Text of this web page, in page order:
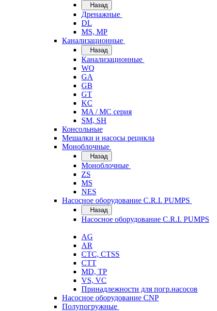
Назад
Дренажные
DL
MS, MP
Канализационные
Назад
Канализационные
WQ
GA
GB
GT
KC
MA / MC серия
SM, SH
Консольные
Мешалки и насосы рецикла
Моноблочные
Назад
Моноблочные
ZS
MS
NES
Насосное оборудование C.R.I. PUMPS
Назад
Насосное оборудование C.R.I. PUMPS
AG
AR
CTC, CTSS
CTT
MD, TP
VS, VC
Принадлежности для погр.насосов
Насосное оборудование CNP
Полупогружные